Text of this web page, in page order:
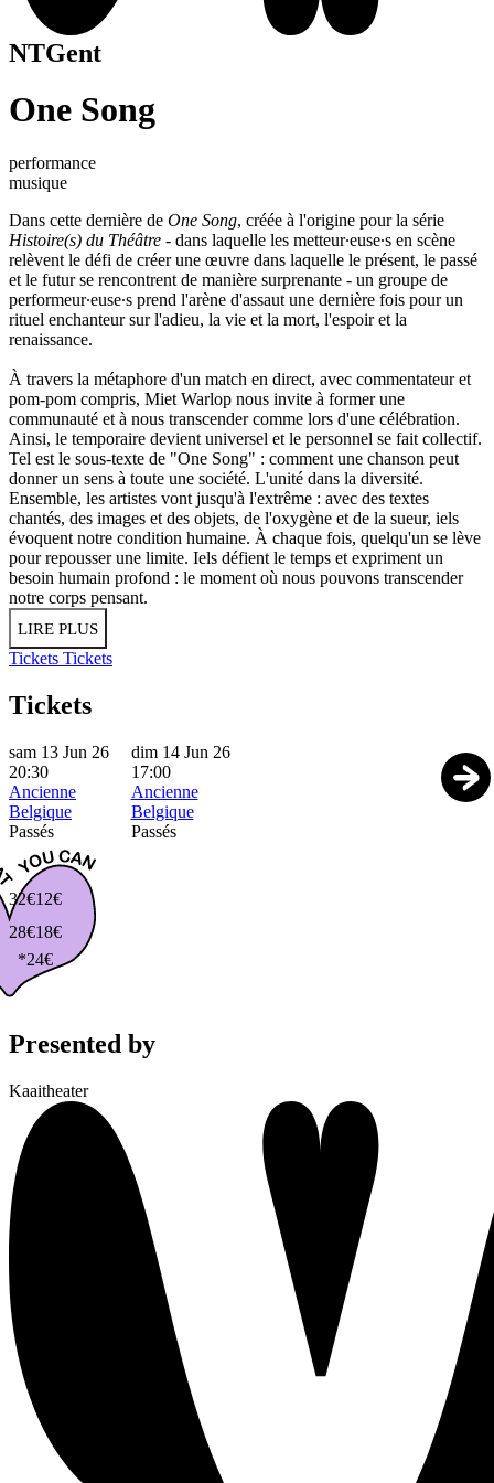
NTGent
One Song
performance
musique
Dans cette dernière de One Song, créée à l'origine pour la série
Histoire(s) du Théâtre - dans laquelle les metteur∙euse∙s en scène
relèvent le défi de créer une œuvre dans laquelle le présent, le passé
et le futur se rencontrent de manière surprenante - un groupe de
performeur∙euse∙s prend l'arène d'assaut une dernière fois pour un
rituel enchanteur sur l'adieu, la vie et la mort, l'espoir et la
renaissance.
À travers la métaphore d'un match en direct, avec commentateur et
pom-pom compris, Miet Warlop nous invite à former une
communauté et à nous transcender comme lors d'une célébration.
Ainsi, le temporaire devient universel et le personnel se fait collectif.
Tel est le sous-texte de "One Song" : comment une chanson peut
donner un sens à toute une société. L'unité dans la diversité.
Ensemble, les artistes vont jusqu'à l'extrême : avec des textes
chantés, des images et des objets, de l'oxygène et de la sueur, iels
évoquent notre condition humaine. À chaque fois, quelqu'un se lève
pour repousser une limite. Iels défient le temps et expriment un
besoin humain profond : le moment où nous pouvons transcender
notre corps pensant.
LIRE PLUS
Tickets Tickets
Tickets
sam 13 Jun 26
20:30
Ancienne
Belgique
Passés
dim 14 Jun 26
17:00
Ancienne
Belgique
Passés
32€
28€
*24€
18€
12€
Presented by
Kaaitheater